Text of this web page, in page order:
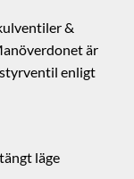
&
är
enligt
läge